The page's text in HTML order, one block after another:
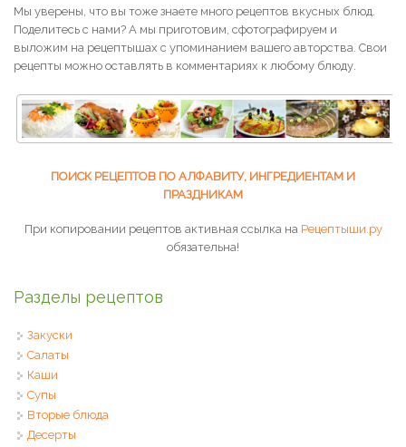
Мы уверены, что вы тоже знаете много рецептов вкусных блюд.
Поделитесь с нами? А мы приготовим, сфотографируем и
выложим на рецептышах с упоминанием вашего авторства. Свои
рецепты можно оставлять в комментариях к любому блюду.
ПОИСК РЕЦЕПТОВ ПО АЛФАВИТУ, ИНГРЕДИЕНТАМ И
ПРАЗДНИКАМ
При копировании рецептов активная ссылка на Рецептыши.ру
обязательна!
Разделы рецептов
Закуски
Салаты
Каши
Супы
Вторые блюда
Десерты